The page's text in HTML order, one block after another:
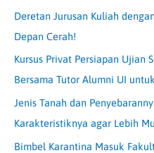
Deretan Jurusan Kuliah
Depan Cerah!
Kursus Privat Persiapan Ujian
Bersama Tutor Alumni UI
Jenis Tanah dan
Karakteristiknya agar Lebih
Bimbel Karantina Masuk